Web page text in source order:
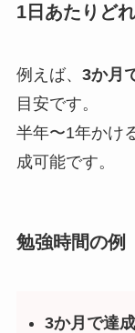
1日あたりど
例えば、 3か月
目安です。
半年〜1年かけ
成可能です。
勉強時間の例
3か月で達成